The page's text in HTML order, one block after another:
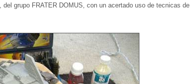
, del grupo FRATER DOMUS, con un acertado uso de tecnicas de